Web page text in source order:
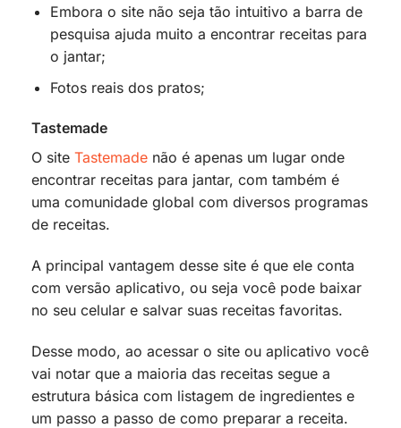
Embora o site não seja tão intuitivo a barra de
pesquisa ajuda muito a encontrar receitas para
o jantar;
Fotos reais dos pratos;
Tastemade
O site Tastemade não é apenas um lugar onde
encontrar receitas para jantar, com também é
uma comunidade global com diversos programas
de receitas.
A principal vantagem desse site é que ele conta
com versão aplicativo, ou seja você pode baixar
no seu celular e salvar suas receitas favoritas.
Desse modo, ao acessar o site ou aplicativo você
vai notar que a maioria das receitas segue a
estrutura básica com listagem de ingredientes e
um passo a passo de como preparar a receita.